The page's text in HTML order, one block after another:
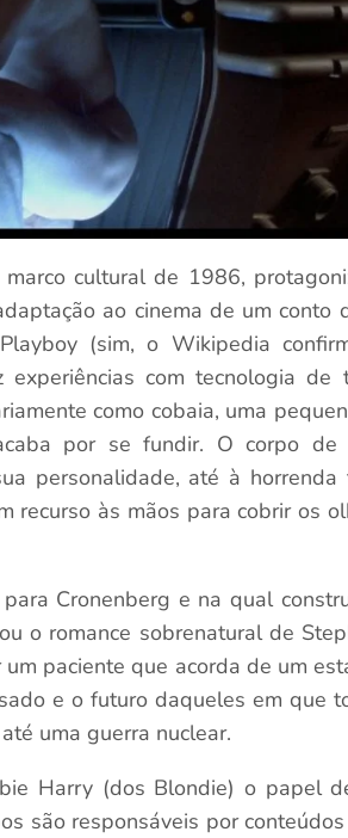
cultural de 1986,
ao cinema de um conto
(sim, o Wikipedia
com tecnologia de
como cobaia, uma
por se fundir. O corpo de
personalidade, até à horrenda
recurso às mãos para cobrir os
Cronenberg e na qual
o romance sobrenatural de
paciente que acorda de um
e o futuro daqueles em que
uma guerra nuclear.
Harry (dos Blondie) o papel
são responsáveis por